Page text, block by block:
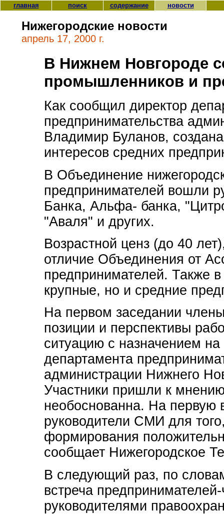
главная поиск содержание новости
Нижегородские новости
апрель 17, 2000 г.
В Нижнем Новгороде
промышленников и
Как сообщил директор
предпринимательства
Владимир Буланов,
интересов средних
В Объединение
предпринимателей вошли
Банка, Альфа- банка,
"Аваля" и других.
Возрастной ценз (до 40
отличие Объединения от
предпринимателей. Также
крупные, но и средние
На первом заседании
позиции и перспективы
ситуацию с назначением
департамента
администрации Нижнего
Участники пришли к
необоснованна. На первую
руководители СМИ для
формирования
сообщает Нижегородское
В следующий раз, по
встреча
руководителями